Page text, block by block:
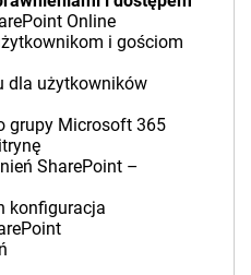
Online
i gościom
dla użytkowników
grupy Microsoft 365
SharePoint –
konfiguracja